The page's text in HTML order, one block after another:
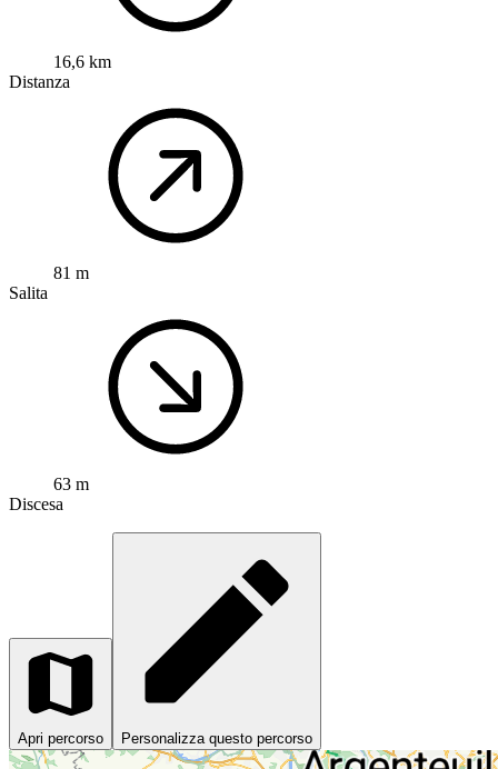
16,6 km
Distanza
81 m
Salita
63 m
Discesa
Apri percorso Personalizza questo percorso